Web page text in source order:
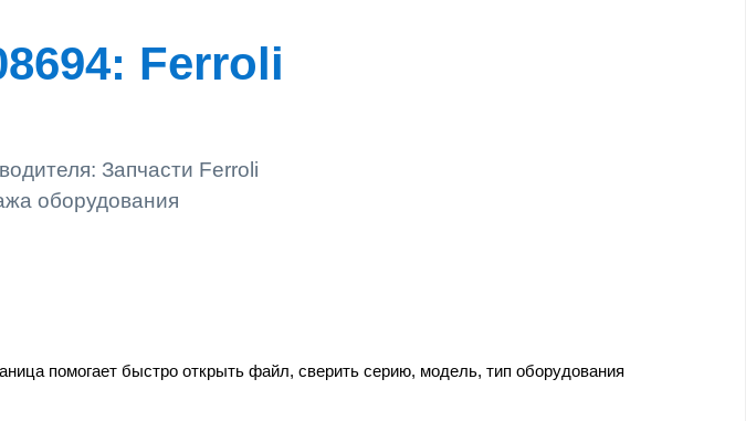
Ferroli
Запчасти Ferroli
оборудования
помогает быстро открыть файл, сверить серию, модель, тип оборудования